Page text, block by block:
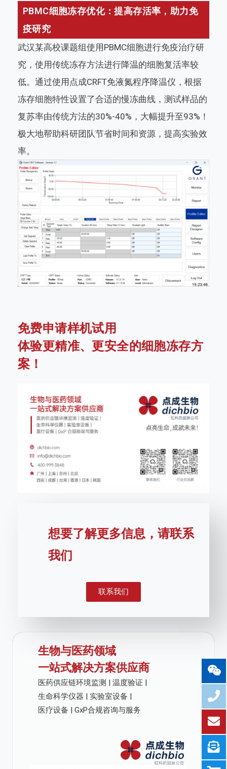
PBMC细胞冻存优化：提高存活率，助力免
疫研究
武汉某高校课题组使用PBMC细胞进行免疫治疗研
究，使用传统冻存方法进行降温的细胞复活率较
低。通过使用点成CRFT免液氮程序降温仪，根据
冻存细胞特性设置了合适的慢冻曲线，测试样品的
复苏率由传统方法的30%-40%，大幅提升至93%！
极大地帮助科研团队节省时间和资源，提高实验效
率。
免费申请样机试用
体验更精准、更安全的细胞冻存方
案！
想要了解更多信息，请联系
我们
联系我们
生物与医药领域
一站式解决方案供应商
医药供应链环境监测 | 温度验证 |
生命科学仪器 | 实验室设备 |
医疗设备 | GxP合规咨询与服务